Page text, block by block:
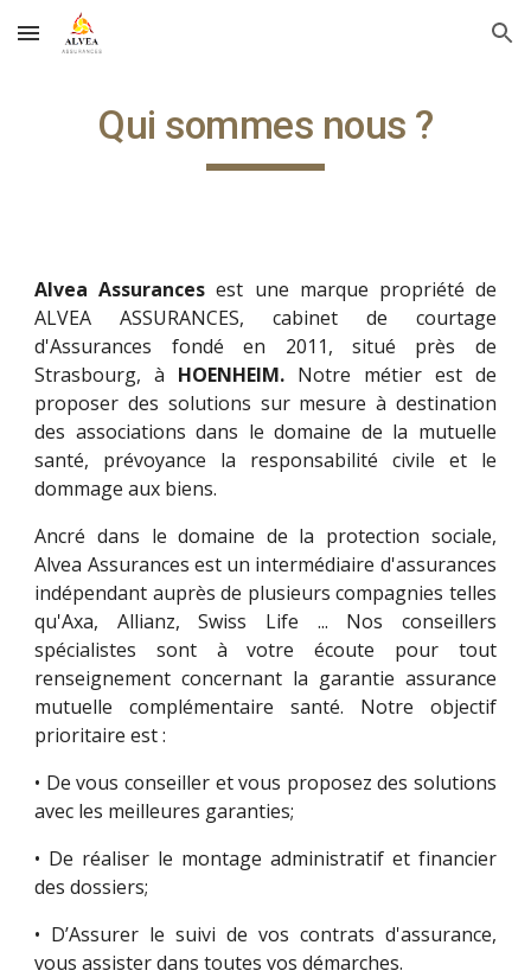
Skip to main content Skip to navigation
Qui sommes nous ?
Alvea Assurancesest une marque propriété de
ALVEA ASSURANCES, cabinet de courtage
d'Assurances fondé en 2011, situé près de
Strasbourg, à HOENHEIM. Notre métier est de
proposer des solutions sur mesure à destination
des associations dans le domaine de la mutuelle
santé, prévoyance la responsabilité civile et le
dommage aux biens.
Ancré dans le domaine de la protection sociale,
Alvea Assurances est un intermédiaire d'assurances
indépendant auprès de plusieurs compagnies telles
qu'Axa, Allianz, Swiss Life ... Nos conseillers
spécialistes sont à votre écoute pour tout
renseignement concernant la garantie assurance
mutuelle complémentaire santé. Notre objectif
prioritaire est :
• De vous conseiller et vous proposez des solutions
avec les meilleures garanties;
• De réaliser le montage administratif et financier
des dossiers;
• D’Assurer le suivi de vos contrats d'assurance,
vous assister dans toutes vos démarches.